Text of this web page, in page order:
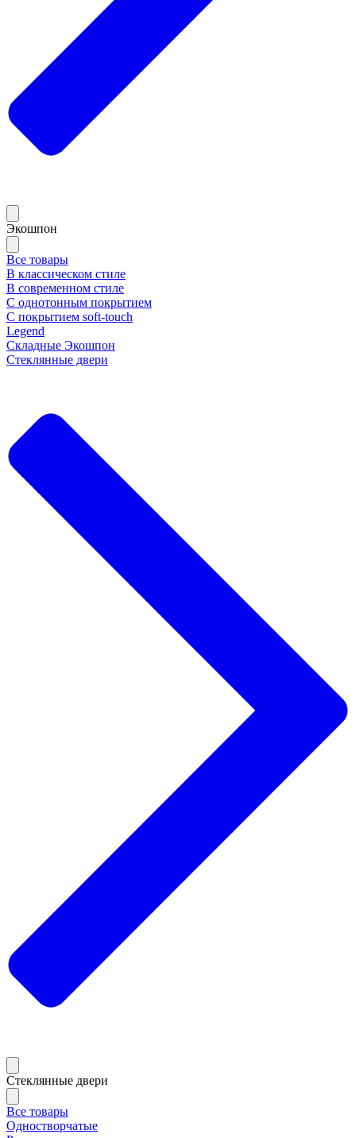
Экошпон
Все товары
В классическом стиле
В современном стиле
С однотонным покрытием
С покрытием soft-touch
Legend
Складные Экошпон
Стеклянные двери
Стеклянные двери
Все товары
Одностворчатые